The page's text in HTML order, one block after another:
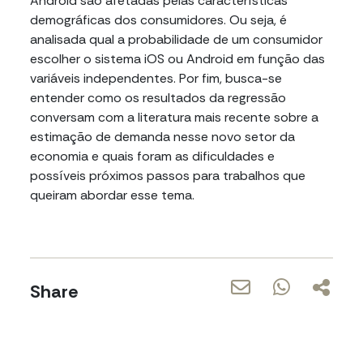
demográficas dos consumidores. Ou seja, é
analisada qual a probabilidade de um consumidor
escolher o sistema iOS ou Android em função das
variáveis independentes. Por fim, busca-se
entender como os resultados da regressão
conversam com a literatura mais recente sobre a
estimação de demanda nesse novo setor da
economia e quais foram as dificuldades e
possíveis próximos passos para trabalhos que
queiram abordar esse tema.
Share